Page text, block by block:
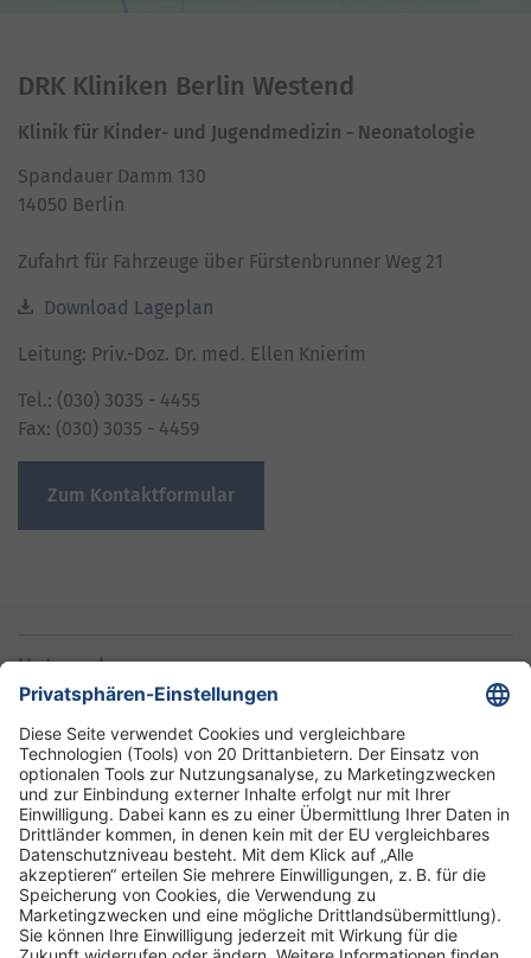
Platform
DRK Kliniken Berlin Westend
Klinik für Kinder- und Jugendmedizin - Neonatologie
Spandauer Damm 130
14050 Berlin
Zufahrt für Fahrzeuge über Fürstenbrunner Weg 21
Download Lageplan
Leitung: Priv.-Doz. Dr. med. Ellen Knierim
Tel.: (030) 3035 - 4455
Fax: (030) 3035 - 4459
Zum Kontaktformular
Unternehmen
Informationen
Standorte
DRK-Schwesternschaft Berlin
Impressum